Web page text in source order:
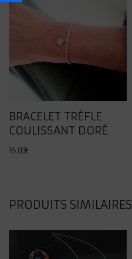
BRACELET TRÈFLE
COULISSANT DORÉ
16,00€
PRODUITS SIMILAIRES